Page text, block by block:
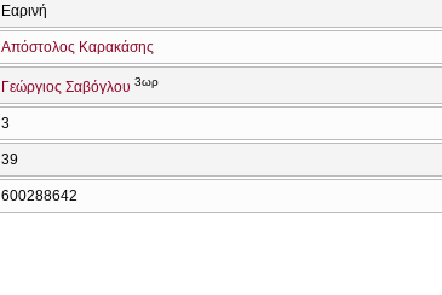
Εαρινή
Απόστολος Καρακάσης
Γεώργιος Σαβόγλου 3ωρ
3
39
600288642